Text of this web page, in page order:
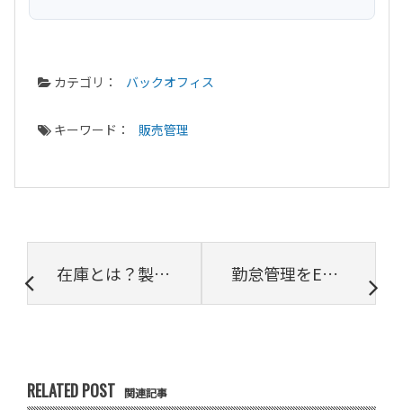
カテゴリ： バックオフィス
キーワード： 販売管理
在庫とは？製造業における在庫管理業務の役割と重要なポイント 勤怠管理をERPで対応するメリットとは？
RELATED POST 関連記事